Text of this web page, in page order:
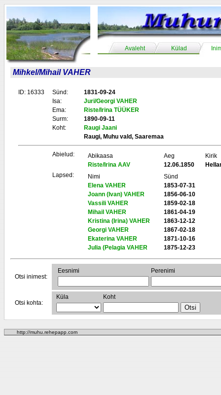
Avaleht Külad
Mihkel/Mihail VAHER
ID: 16333 Sünd:
1831-09-24
Isa:
Juri/Georgi VAHER
Ema:
Riste/Irina TÜÜKER
Surm:
1890-09-11
Koht:
Raugi Jaani
Raugi, Muhu vald, Saaremaa
Abielud: Abikaasa Aeg
Kirik
Riste/Irina AAV
12.06.1850
Lapsed:
Nimi
Sünd
Elena VAHER
1853-07-31
Joann (Ivan) VAHER
1856-06-10
Vassili VAHER
1859-02-18
Mihail VAHER
1861-04-19
Kristina (Irina) VAHER
1863-12-12
Georgi VAHER
1867-02-18
Ekaterina VAHER
1871-10-16
Julia (Pelagia VAHER
1875-12-23
Otsi inimest:
Eesnimi Perenimi
Otsi kohta:
Küla Koht
http://muhu.rehepapp.com